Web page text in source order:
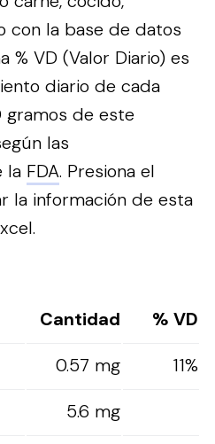
con la base de datos
% VD (Valor Diario) es
diario de cada
gramos de este
las
la FDA. Presiona el
la información de esta
Cantidad
% VD
0.57 mg
11%
5.6 mg